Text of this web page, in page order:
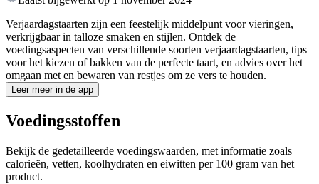
Verjaardagstaarten zijn een feestelijk middelpunt voor vieringen,
verkrijgbaar in talloze smaken en stijlen. Ontdek de
voedingsaspecten van verschillende soorten verjaardagstaarten, tips
voor het kiezen of bakken van de perfecte taart, en advies over het
omgaan met en bewaren van restjes om ze vers te houden.
Leer meer in de app
Voedingsstoffen
Bekijk de gedetailleerde voedingswaarden, met informatie zoals
calorieën, vetten, koolhydraten en eiwitten per 100 gram van het
product.